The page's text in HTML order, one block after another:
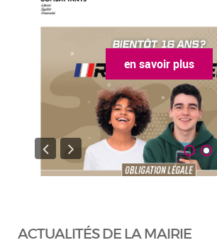
en savoir plus
ACTUALITÉS DE LA MAIRIE